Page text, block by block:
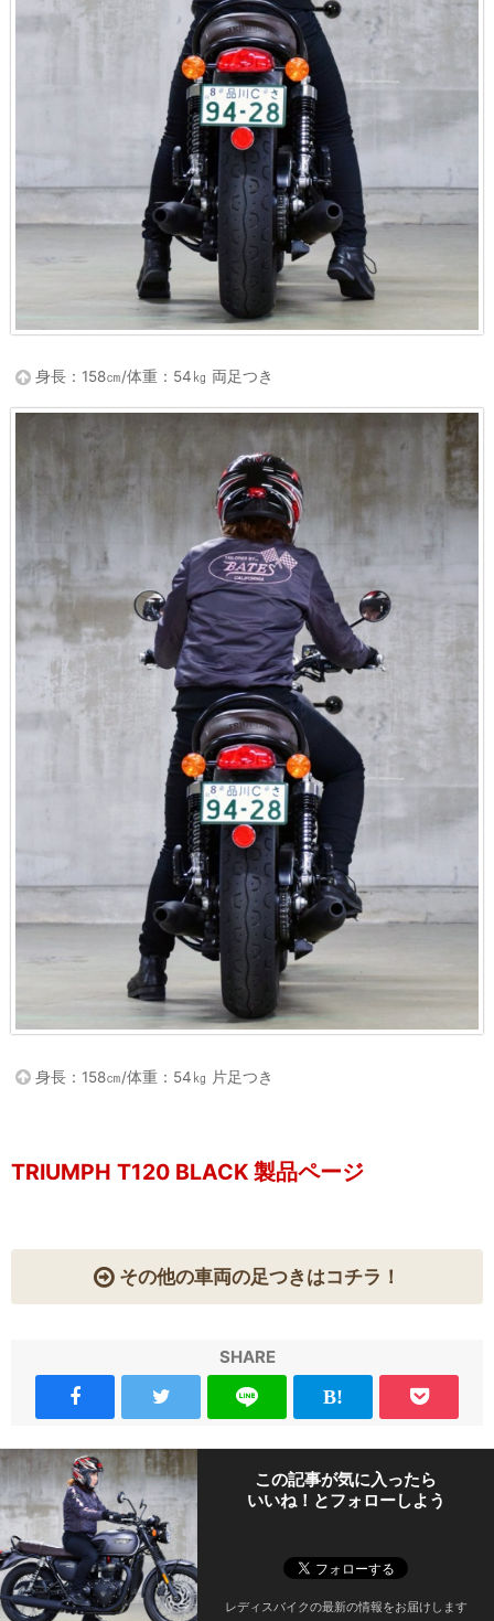
身長：158㎝/体重：54㎏ 両足つき
身長：158㎝/体重：54㎏ 片足つき
TRIUMPH T120 BLACK 製品ページ
その他の車両の足つきはコチラ！
SHARE
この記事が気に入ったら
いいね！とフォローしよう
レディスバイクの最新の情報をお届けします